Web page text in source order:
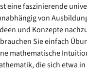
eine faszinierende
von
und Konzepte
Sie einfach
mathematische
die sich etwa